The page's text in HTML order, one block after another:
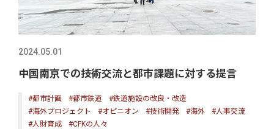
2024.05.01
中国南京での技術交流と都市課題に対する提言
#都市計画 #都市鉄道
#鉄道施設の改良・改造
#海外プロジェクト
#オピニオン #技術開発 #海外
#人事交流
#人財育成
#CFKの人々